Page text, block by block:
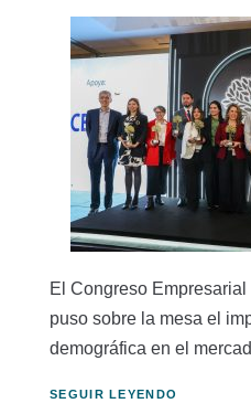
El Congreso
puso sobre la mesa el
demográfica en el
SEGUIR LEYENDO